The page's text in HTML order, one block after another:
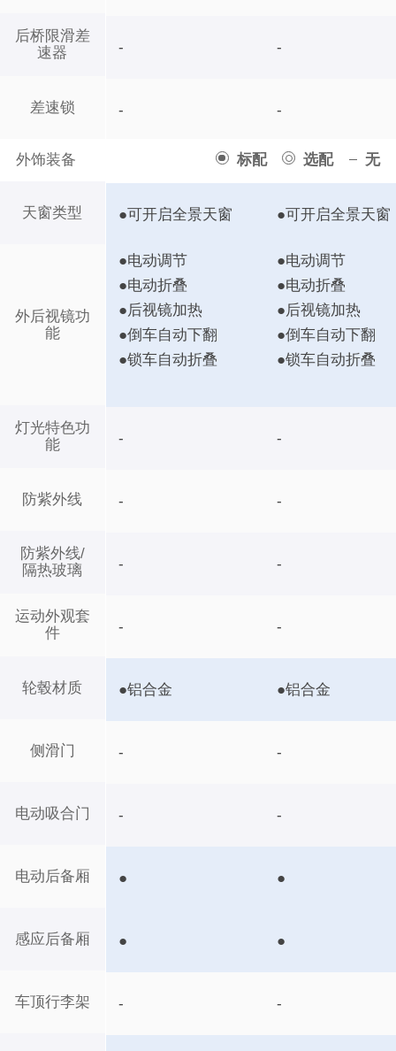
后桥限滑差
速器
差速锁
外饰装备 标配 选配 无
天窗类型
外后视镜功
能
灯光特色功
能
防紫外线
防紫外线/
隔热玻璃
运动外观套
件
轮毂材质
侧滑门
电动吸合门
电动后备厢
感应后备厢
车顶行李架
- -
- -
●可开启全景天窗 ●可开启全景天窗
●电动调节
●电动折叠
●后视镜加热
●倒车自动下翻
●锁车自动折叠
●电动调节
●电动折叠
●后视镜加热
●倒车自动下翻
●锁车自动折叠
- -
- -
- -
- -
●铝合金 ●铝合金
- -
- -
● ●
● ●
- -